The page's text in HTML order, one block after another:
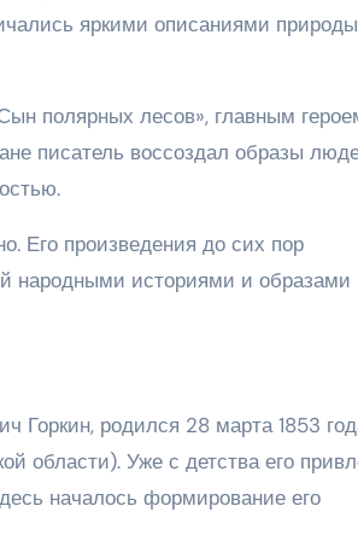
яркими описаниями природы
полярных лесов», главным
писатель воссоздал образы
Его произведения до сих пор
народными историями и образами
Горкин, родился 28 марта 1853
области). Уже с детства его
началось формирование его